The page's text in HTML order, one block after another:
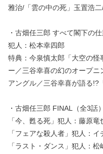
雅治/「雲の中の死」玉置浩
・古畑任三郎 すべて閣下の仕
犯人：松本幸四郎
特典：今泉慎太郎「大空の怪
ー／三谷幸喜の幻のオープ
アングル／三谷幸喜が語る!?
・古畑任三郎 FINAL（全3話）
「今、甦る死」犯人：藤原竜
「フェアな殺人者」犯人：イ
「ラスト・ダンス」犯人：松